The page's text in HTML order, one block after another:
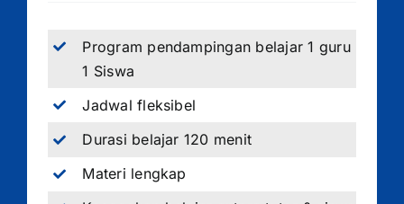
Program pendampingan belajar 1 guru
1 Siswa
Jadwal fleksibel
Durasi belajar 120 menit
Materi lengkap